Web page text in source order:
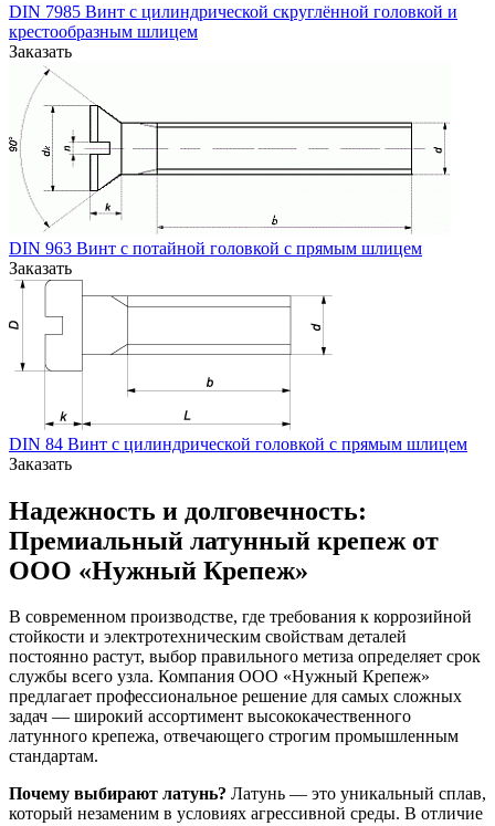
DIN 7985 Винт с цилиндрической скруглённой головкой и
крестообразным шлицем
Заказать
DIN 963 Винт с потайной головкой с прямым шлицем
Заказать
DIN 84 Винт с цилиндрической головкой с прямым шлицем
Заказать
Надежность и долговечность:
Премиальный латунный крепеж от
ООО «Нужный Крепеж»
В современном производстве, где требования к коррозийной
стойкости и электротехническим свойствам деталей
постоянно растут, выбор правильного метиза определяет срок
службы всего узла. Компания ООО «Нужный Крепеж»
предлагает профессиональное решение для самых сложных
задач — широкий ассортимент высококачественного
латунного крепежа, отвечающего строгим промышленным
стандартам.
Почему выбирают латунь? Латунь — это уникальный сплав,
который незаменим в условиях агрессивной среды. В отличие